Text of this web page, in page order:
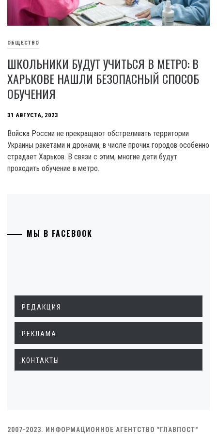
ОБЩЕСТВО
ШКОЛЬНИКИ БУДУТ УЧИТЬСЯ В МЕТРО: В
ХАРЬКОВЕ НАШЛИ БЕЗОПАСНЫЙ СПОСОБ
ОБУЧЕНИЯ
31 АВГУСТА, 2023
Войска России не прекращают обстреливать территории
Украины ракетами и дронами, в числе прочих городов особенно
страдает Харьков. В связи с этим, многие дети будут
проходить обучение в метро.
МЫ В FACEBOOK
РЕДАКЦИЯ
РЕКЛАМА
КОНТАКТЫ
2007-2023. ИНФОРМАЦИОННОЕ АГЕНТСТВО "ГЛАВПОСТ"